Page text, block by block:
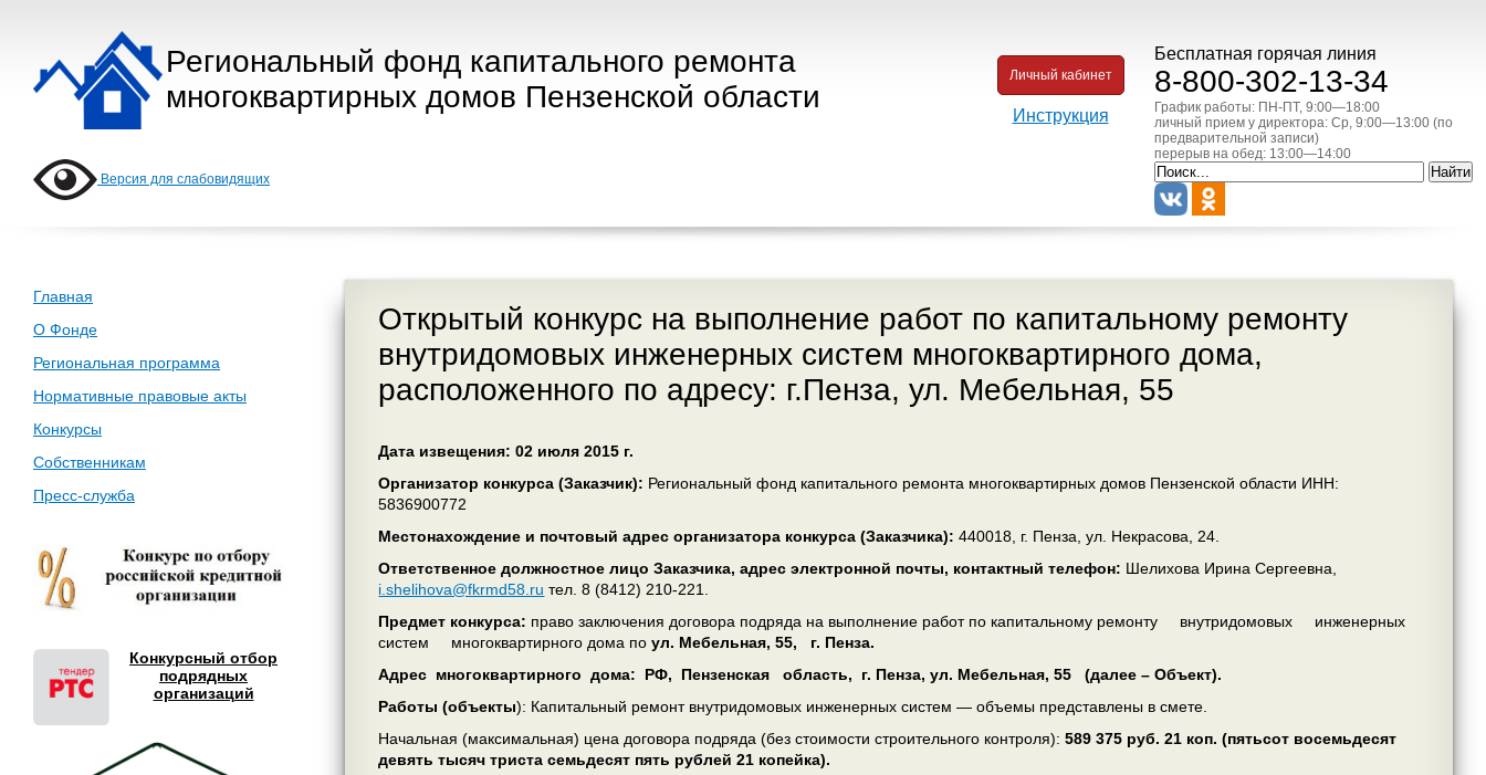
Региональный фонд капитального ремонта
многоквартирных домов Пензенской области
Бесплатная горячая линия
8-800-302-13-34
График работы: ПН-ПТ, 9:00—18:00
личный прием у директора: Ср, 9:00—13:00 (по
предварительной записи)
перерыв на обед: 13:00—14:00
Личный кабинет
Инструкция
Версия для слабовидящих
Главная
О Фонде
Региональная программа
Нормативные правовые акты
Конкурсы
Собственникам
Пресс-служба
Конкурсный отбор
подрядных
организаций
Открытый конкурс на выполнение работ по капитальному ремонту
внутридомовых инженерных систем многоквартирного дома,
расположенного по адресу: г.Пенза, ул. Мебельная, 55
Дата извещения: 02 июля 2015 г.
Организатор конкурса (Заказчик): Региональный фонд капитального ремонта многоквартирных домов Пензенской области ИНН:
5836900772
Местонахождение и почтовый адрес организатора конкурса (Заказчика): 440018, г. Пенза, ул. Некрасова, 24.
Ответственное должностное лицо Заказчика, адрес электронной почты, контактный телефон: Шелихова Ирина Сергеевна,
i.shelihova@fkrmd58.ru тел. 8 (8412) 210-221.
Предмет конкурса: право заключения договора подряда на выполнение работ по капитальному ремонту внутридомовых инженерных
систем многоквартирного дома поул. Мебельная, 55, г. Пенза.
Адрес многоквартирного дома:
РФ, Пензенская область, г. Пенза, ул. Мебельная, 55 (далее – Объект).
Работы (объекты): Капитальный ремонт внутридомовых инженерных систем — объемы представлены в смете.
Начальная (максимальная) цена договора подряда (без стоимости строительного контроля):589 375 руб. 21 коп. (пятьсот восемьдесят
девять тысяч триста семьдесят пять рублей 21 копейка).